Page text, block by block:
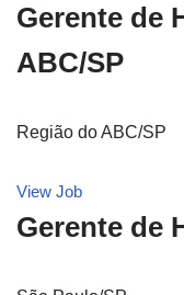
Gerente de
ABC/SP
Região do ABC/SP
View Job
Gerente de